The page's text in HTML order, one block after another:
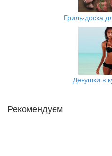
Гриль-доска
Девушки в
Рекомендуем